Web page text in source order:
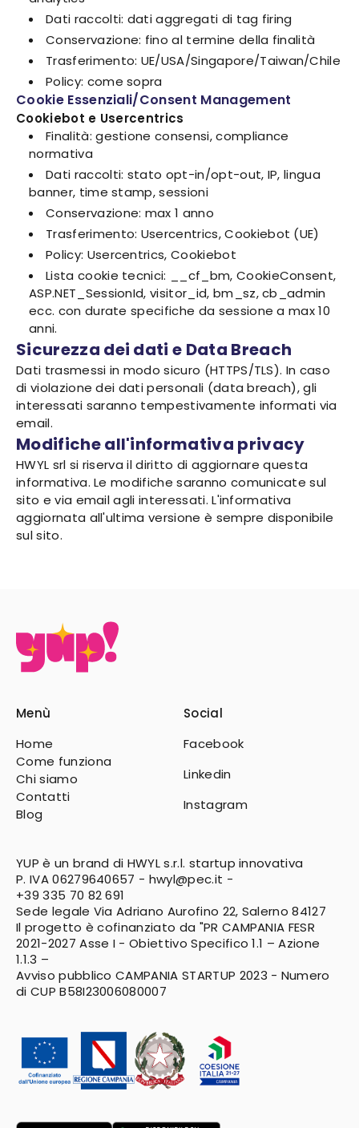
Dati raccolti: dati aggregati di tag firing
Conservazione: fino al termine della finalità
Trasferimento: UE/USA/Singapore/Taiwan/Chile
Policy: come sopra
Cookie Essenziali/Consent Management
Cookiebot e Usercentrics
Finalità: gestione consensi, compliance
normativa
Dati raccolti: stato opt-in/opt-out, IP, lingua
banner, time stamp, sessioni
Conservazione: max 1 anno
Trasferimento: Usercentrics, Cookiebot (UE)
Policy: Usercentrics, Cookiebot
Lista cookie tecnici: __cf_bm, CookieConsent,
ASP.NET_SessionId, visitor_id, bm_sz, cb_admin
ecc. con durate specifiche da sessione a max 10
anni.
Sicurezza dei dati e Data Breach
Dati trasmessi in modo sicuro (HTTPS/TLS). In caso
di violazione dei dati personali (data breach), gli
interessati saranno tempestivamente informati via
email.
Modifiche all'informativa privacy
HWYL srl si riserva il diritto di aggiornare questa
informativa. Le modifiche saranno comunicate sul
sito e via email agli interessati. L'informativa
aggiornata all'ultima versione è sempre disponibile
sul sito.
Menù
Home
Come funziona
Chi siamo
Contatti
Blog
Social
Facebook
Linkedin
Instagram
YUP è un brand di HWYL s.r.l. startup innovativa
P. IVA 06279640657 - hwyl@pec.it -
+39 335 70 82 691
Sede legale Via Adriano Aurofino 22, Salerno 84127
Il progetto è cofinanziato da "PR CAMPANIA FESR
2021-2027 Asse I - Obiettivo Specifico 1.1 – Azione
1.1.3 –
Avviso pubblico CAMPANIA STARTUP 2023 - Numero
di CUP B58I23006080007